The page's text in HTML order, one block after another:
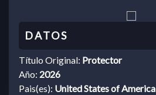
Título Original: Protector
Año: 2026
Pais(es): United States of America